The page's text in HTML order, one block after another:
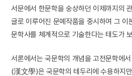
서문에서 한문학을 숭상하던 이제까지의
글로 이루어진 문예작품을 중시하여 그 이
문학사를 체계적으로 기술한다는 태도가
서론에서는 국문학의 개념을 고전문학에
(漢文學)은 국문학의 테두리에 수용하지